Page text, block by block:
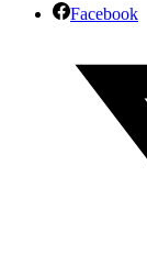
Facebook